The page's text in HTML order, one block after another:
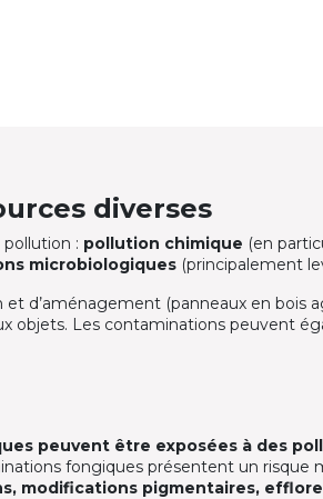
diverses
: pollution chimique (en
microbiologiques (principalement
d’aménagement (panneaux en
objets. Les contaminations peuvent
peuvent être exposées à des
fongiques présentent un risque
modifications pigmentaires,